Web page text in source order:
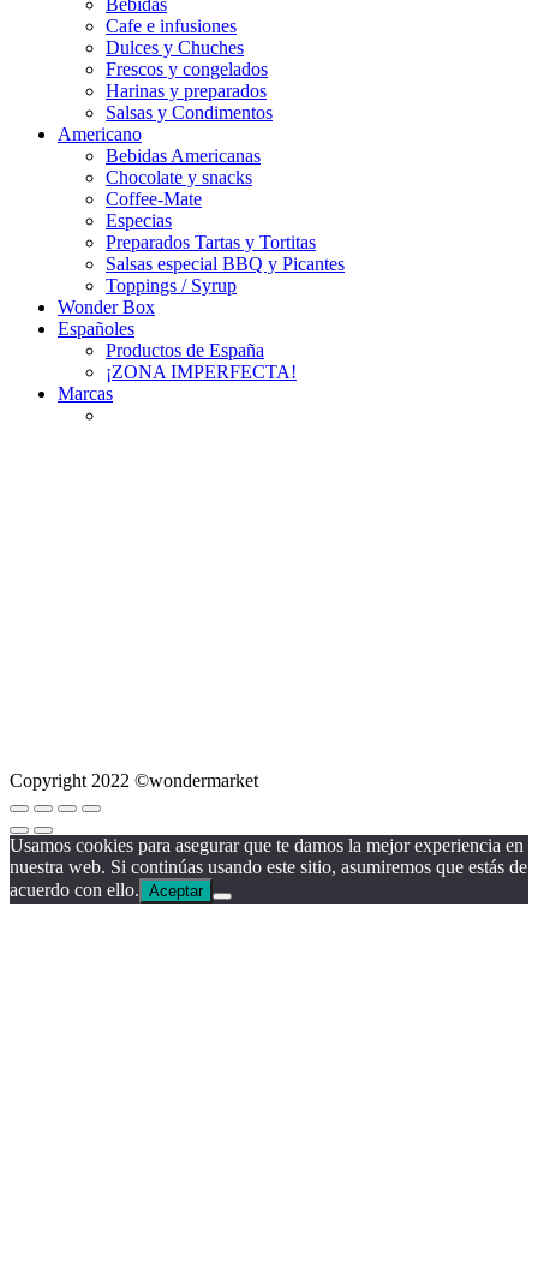
Cafe e infusiones
Dulces y Chuches
Frescos y congelados
Harinas y preparados
Salsas y Condimentos
Americano
Bebidas Americanas
Chocolate y snacks
Coffee-Mate
Especias
Preparados Tartas y Tortitas
Salsas especial BBQ y Picantes
Toppings / Syrup
Wonder Box
Españoles
Productos de España
¡ZONA IMPERFECTA!
Marcas
Copyright 2022 ©wondermarket
Usamos cookies para asegurar que te damos la mejor experiencia en
nuestra web. Si continúas usando este sitio, asumiremos que estás de
acuerdo con ello. Aceptar